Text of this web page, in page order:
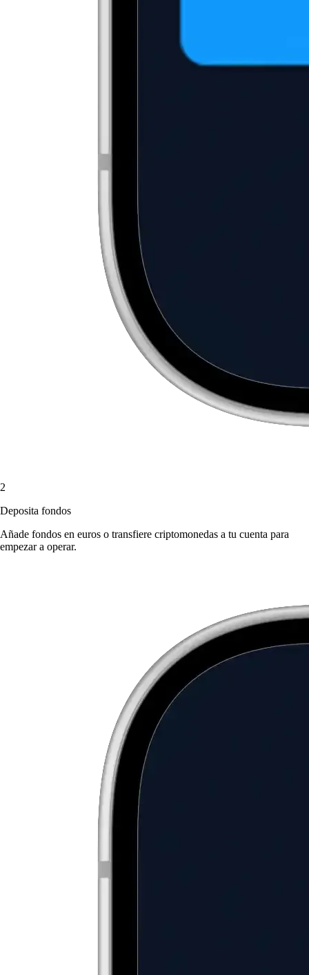
2
Deposita fondos
Añade fondos en euros o transfiere criptomonedas a tu cuenta para
empezar a operar.